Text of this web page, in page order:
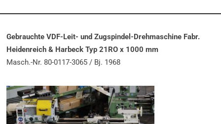
Gebrauchte VDF-Leit- und Zugspindel-Drehmaschine Fabr.
Heidenreich & Harbeck Typ 21RO x 1000 mm
Masch.-Nr. 80-0117-3065 / Bj. 1968